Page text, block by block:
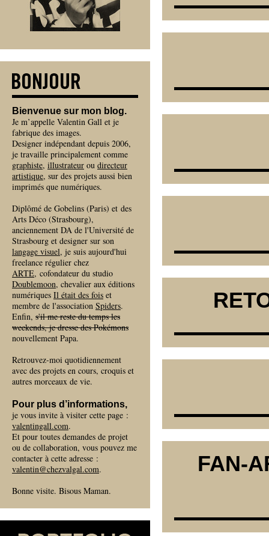
FAN-
Bienvenue sur mon blog.
Je m’appelle Valentin Gall et je
fabrique des images.
Designer indépendant depuis 2006,
je travaille principalement comme
graphiste, illustrateur ou directeur
artistique, sur des projets aussi bien
imprimés que numériques.
Diplômé de Gobelins (Paris) et des
Arts Déco (Strasbourg),
anciennement DA de l'Université de
Strasbourg et designer sur son
langage visuel, je suis aujourd'hui
freelance régulier chez
ARTE, cofondateur du studio
Doublemoon, chevalier aux éditions
numériques Il était des fois et
membre de l'association Spiders.
Enfin, s'il me reste du temps les
weekends, je dresse des Pokémons
nouvellement Papa.
Retrouvez-moi quotidiennement
avec des projets en cours, croquis et
autres morceaux de vie.
Pour plus d’informations,
je vous invite à visiter cette page :
valentingall.com.
Et pour toutes demandes de projet
ou de collaboration, vous pouvez me
contacter à cette adresse :
valentin@chezvalgal.com.
Bonne visite. Bisous Maman.